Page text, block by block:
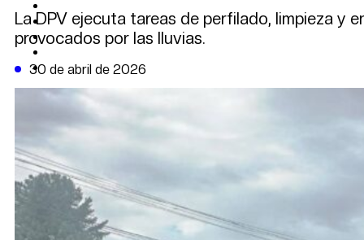
POLÍTICA
CAMBIO CLIMÁTICO
DATA FIRME
DE LA TRIBUNA TV
La DPV ejecuta tareas de perfilado, limpieza y
provocados por las lluvias.
30 de abril de 2026